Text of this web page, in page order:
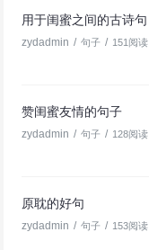
用于闺蜜之间的古诗句
zydadmin / 句子 / 151阅读
赞闺蜜友情的句子
zydadmin / 句子 / 128阅读
原耽的好句
zydadmin / 句子 / 153阅读